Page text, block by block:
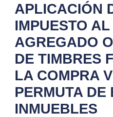
APLICACIÓN
IMPUESTO
AGREGADO
DE TIMBRES
LA COMPRA
PERMUTA DE
INMUEBLES